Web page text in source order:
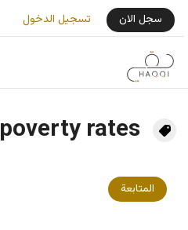
تجاوز إلى المحتوى الرئيسي
User Login Menu
سجل الان تسجيل الدخول
poverty rates
المتابعة